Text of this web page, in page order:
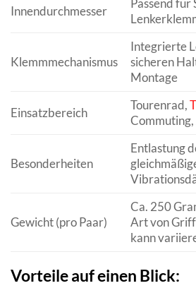
Innendurchmesser
Passend für
Klemmmechanismus
Integrierte
sicheren
Montage
Einsatzbereich
Tourenrad,
Besonderheiten
Entlastung
Gewicht (pro Paar)
Ca. 250
Art von
kann
Vorteile auf einen Blick: